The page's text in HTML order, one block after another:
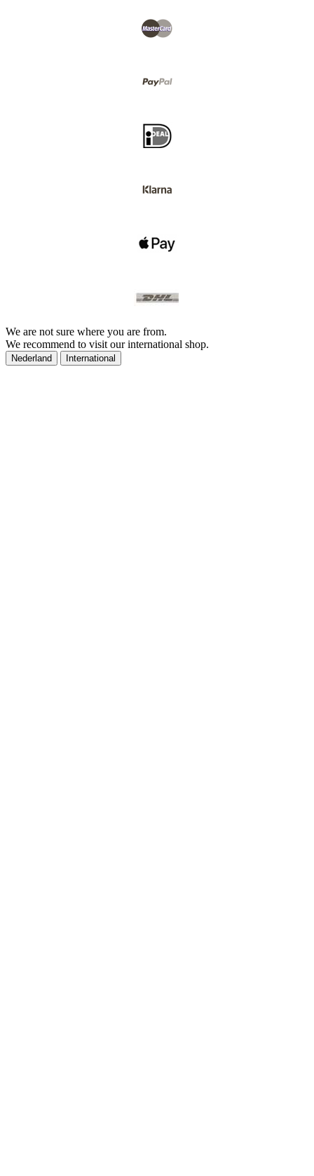
We are not sure where you are from.
We recommend to visit our international shop.
Nederland International